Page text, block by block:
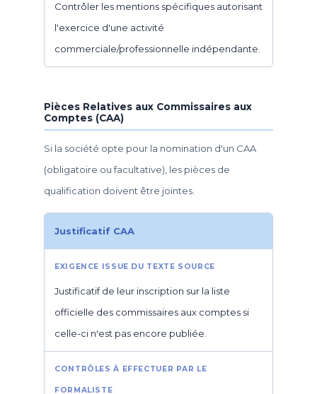
Contrôler les mentions spécifiques autorisant
l'exercice d'une activité
commerciale/professionnelle indépendante.
Pièces Relatives aux Commissaires aux
Comptes (CAA)
Si la société opte pour la nomination d'un CAA
(obligatoire ou facultative), les pièces de
qualification doivent être jointes.
Justificatif CAA
Justificatif de leur inscription sur la liste
officielle des commissaires aux comptes si
celle-ci n'est pas encore publiée.